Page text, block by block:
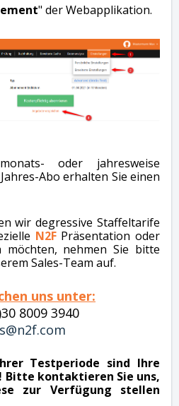
" der Webapplikation.
oder jahresweise
Abo erhalten Sie einen
wir degressive Staffeltarife
N2F Präsentation oder
nehmen Sie bitte
Sales-Team auf.
uns unter:
8009 3940
Testperiode sind Ihre
Bitte kontaktieren Sie uns,
zur Verfügung stellen